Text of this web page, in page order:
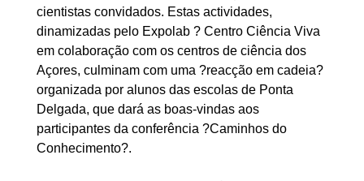
cientistas convidados. Estas actividades,
dinamizadas pelo Expolab ? Centro Ciência Viva
em colaboração com os centros de ciência dos
Açores, culminam com uma ?reacção em cadeia?
organizada por alunos das escolas de Ponta
Delgada, que dará as boas-vindas aos
participantes da conferência ?Caminhos do
Conhecimento?.